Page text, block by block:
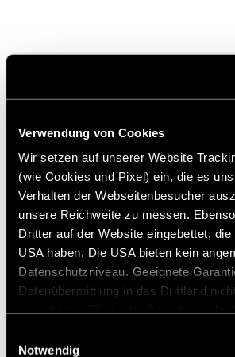
Verwendung von Cookies
Wir setzen auf unserer Website
(wie Cookies und Pixel) ein, die es
Verhalten der Webseitenbesucher
unsere Reichweite zu messen.
Dritter auf der Website eingebettet,
USA haben. Die USA bieten kein
Datenschutzniveau. Geeignete
Datenübermittlung in das Drittland
zustehen. Eingesetzte Dienstleister
Notwendig
Tilføj til ønskeliste
Passer varen til mit køretøj?
Artikelnummer: 8501150
* Originalt Hymer-tilbehør er ikke
men kan kun bestilles og eftermonteres
forhandlerpartner. Billederne kan